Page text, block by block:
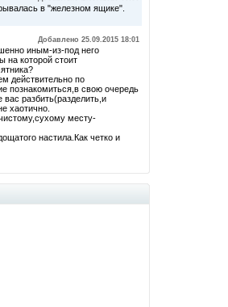
в "железном ящике".
Добавлено 25.09.2015 18:01
иным-из-под него
на которой стоит
действительно по
познакомиться,в свою очередь
разбить(разделить,и
хаотично.
месту-
настила.Как четко и